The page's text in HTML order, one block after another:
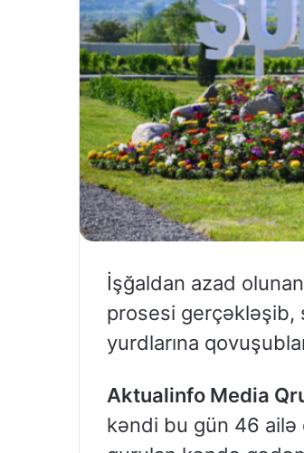
İşğaldan azad
prosesi gerçəkləşib,
yurdlarına
Aktualinfo Media
kəndi bu gün 46 ailə